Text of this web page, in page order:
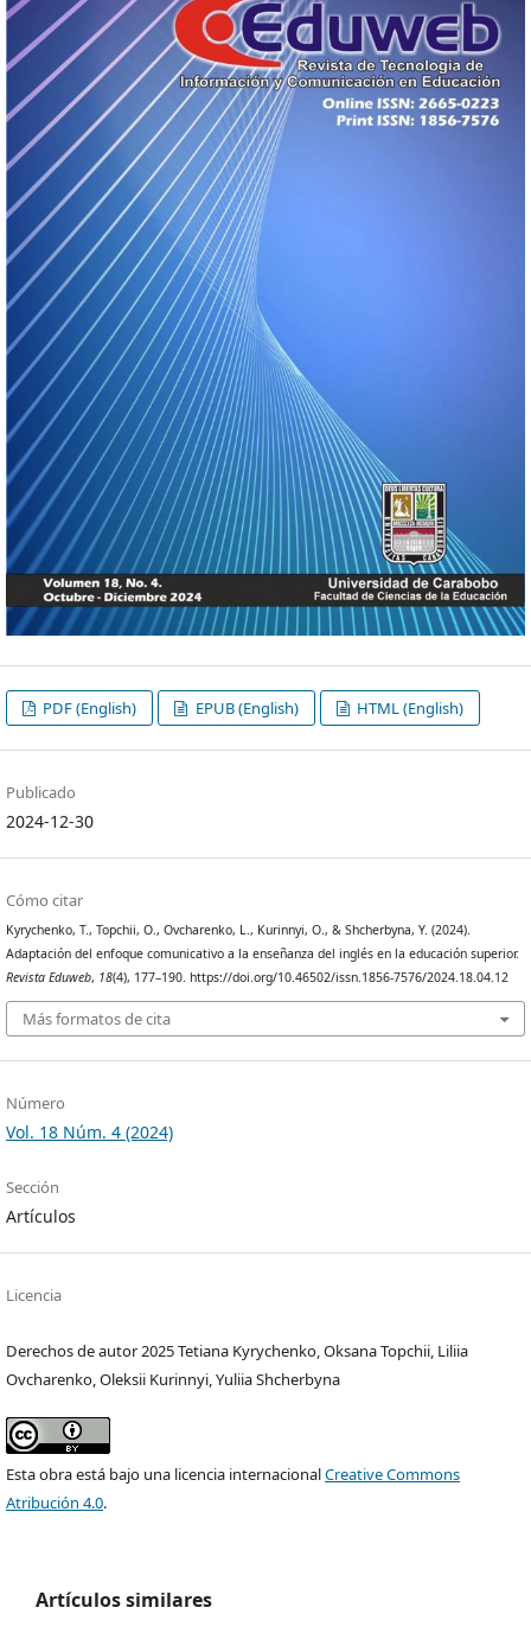
PDF (English) EPUB (English) HTML (English)
Publicado
2024-12-30
Cómo citar
Kyrychenko, T., Topchii, O., Ovcharenko, L., Kurinnyi, O., & Shcherbyna, Y. (2024).
Adaptación del enfoque comunicativo a la enseñanza del inglés en la educación superior.
Revista Eduweb, 18(4), 177–190. https://doi.org/10.46502/issn.1856-7576/2024.18.04.12
Más formatos de cita
Número
Vol. 18 Núm. 4 (2024)
Sección
Artículos
Licencia
Derechos de autor 2025 Tetiana Kyrychenko, Oksana Topchii, Liliia
Ovcharenko, Oleksii Kurinnyi, Yuliia Shcherbyna
Esta obra está bajo una licencia internacionalCreative Commons
Atribución 4.0.
Artículos similares